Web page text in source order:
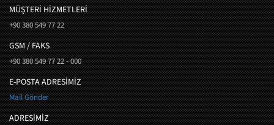
MÜŞTERI HIZMETLERI
+90 380 549 77 22
GSM / FAKS
+90 380 549 77 22 - 000
E-POSTA ADRESİMİZ
Mail Gönder
ADRESİMİZ